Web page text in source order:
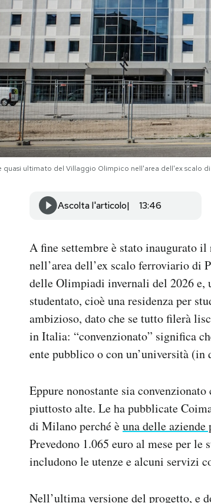
quasi ultimato del Villaggio Olimpico nell'area dell'ex scalo
Ascolta l'articolo 13:46
A fine settembre è stato inaugurato
nell’area dell’ex scalo ferroviario di
delle Olimpiadi invernali del 2026
studentato, cioè una residenza per
ambizioso, dato che se tutto filerà
in Italia: “convenzionato” significa
ente pubblico o con un’università
Eppure nonostante sia
piuttosto alte. Le ha pubblicate
di Milano perché èuna delle
Prevedono 1.065 euro al mese per
includono le utenze e alcuni servizi
Nell’ultima versione del progetto, e